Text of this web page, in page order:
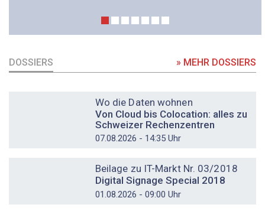
DOSSIERS » MEHR DOSSIERS
Wo die Daten wohnen
Von Cloud bis Colocation: alles zu
Schweizer Rechenzentren
07.08.2026 - 14:35 Uhr
Beilage zu IT-Markt Nr. 03/2018
Digital Signage Special 2018
01.08.2026 - 09:00 Uhr